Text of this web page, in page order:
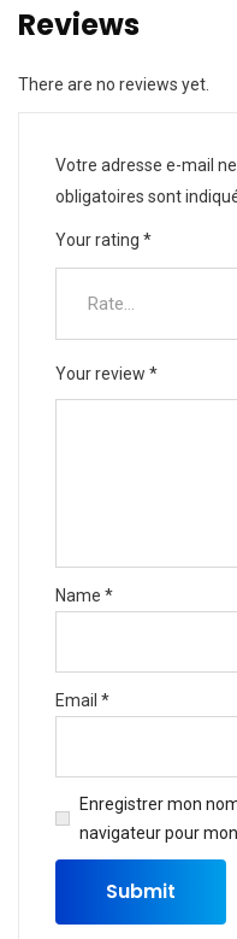
Reviews
There are no reviews yet.
Votre adresse e-mail
obligatoires sont
Your rating *
Your review *
Name *
Email *
Enregistrer mon
navigateur pour